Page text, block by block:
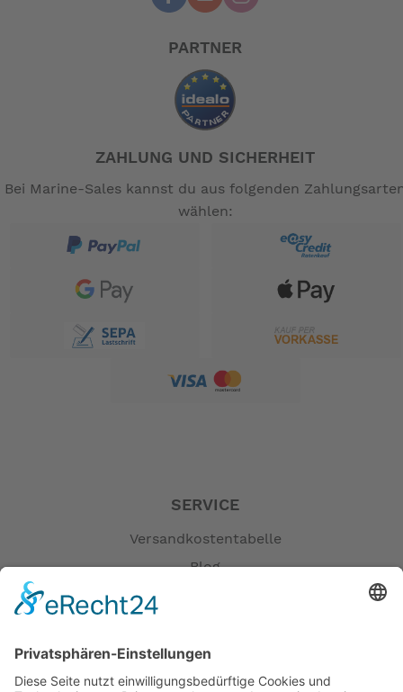
PARTNER
ZAHLUNG UND SICHERHEIT
Bei Marine-Sales kannst du aus folgenden
wählen:
SERVICE
Versandkostentabelle
Blog
Erklärung zur Barrierefreiheit
AGB
Öffnungszeiten